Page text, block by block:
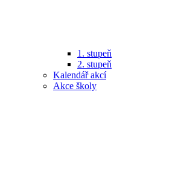
1. stupeň
2. stupeň
Kalendář akcí
Akce školy